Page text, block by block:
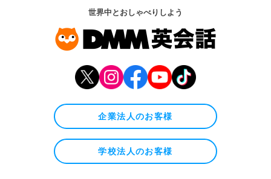
世界中とおしゃべりしよう
企業法人のお客様
学校法人のお客様